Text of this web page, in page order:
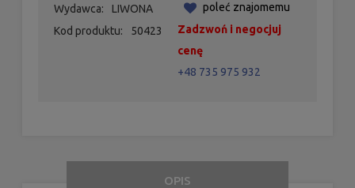
Wydawca:
LIWONA
Kod produktu:
50423
poleć znajomemu
Zadzwoń i negocjuj
cenę
+48 735 975 932
OPIS